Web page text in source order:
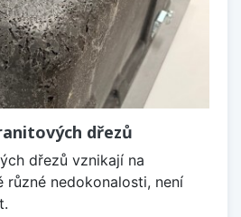
dřezů
dřezů vznikají na
různé nedokonalosti, není